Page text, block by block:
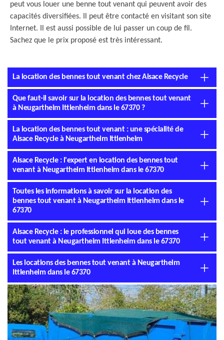
peut vous louer une benne tout venant qui peuvent avoir des
capacités diversifiées. Il peut être contacté en visitant son site
Internet. Il est aussi possible de lui passer un coup de fil.
Sachez que le prix proposé est très intéressant.
La location des bennes tout venant chez Alsace Recycle
Que faut-il savoir sur la location des bennes tout venant
à Neugartheim Ittlenheim dans le 67370 ?
La location des bennes tout venant : une spécialité de
Alsace Recycle à Neugartheim Ittlenheim
Alsace Recycle : l'expert en location des bennes tout
venant à Neugartheim Ittlenheim dans le 67370
Toutes les informations à savoir sur la location des
bennes tout venant à Neugartheim Ittlenheim dans le
67370
Alsace Recycle : le professionnel qui loue des bennes
tout venant à Neugartheim Ittlenheim dans le 67370
Les locations des bennes tout venant à Neugartheim
Ittlenheim dans le 67370